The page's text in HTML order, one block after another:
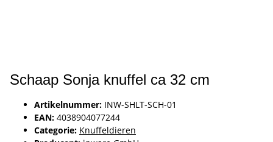
Schaap Sonja knuffel ca 32 cm
Artikelnummer: INW-SHLT-SCH-01
EAN: 4038904077244
Categorie: Knuffeldieren